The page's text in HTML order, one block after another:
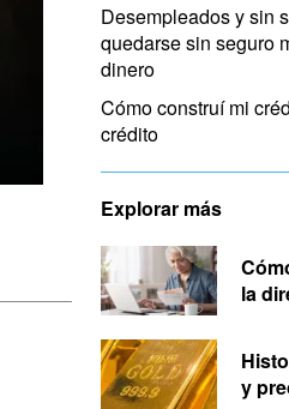
Desempleados y sin
quedarse sin seguro
dinero
Cómo construí mi
crédito
Explorar más
la
y